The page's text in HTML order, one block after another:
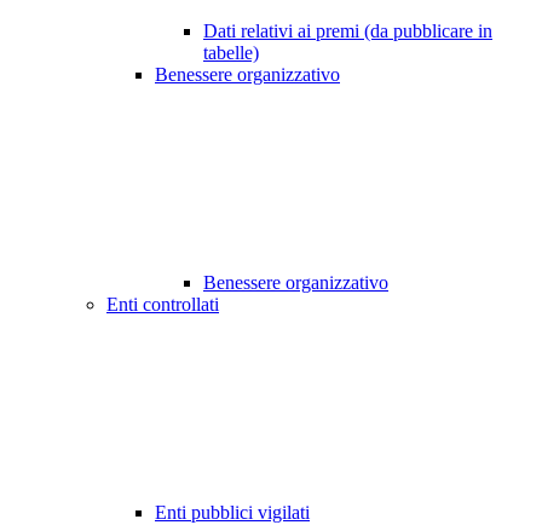
Dati relativi ai premi (da pubblicare in
tabelle)
Benessere organizzativo
Benessere organizzativo
Enti controllati
Enti pubblici vigilati